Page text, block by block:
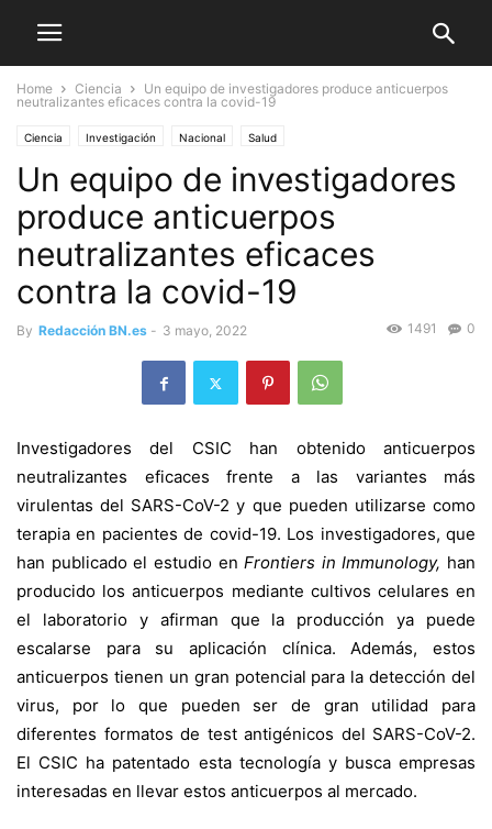
Home Ciencia
Un equipo de investigadores produce anticuerpos
neutralizantes eficaces contra la covid-19
Ciencia Investigación Nacional Salud
Un equipo de investigadores
produce anticuerpos
neutralizantes eficaces
contra la covid-19
By Redacción BN.es - 3 mayo, 2022 0
1491
Investigadores del CSIC han obtenido anticuerpos
neutralizantes eficaces frente a las variantes más
virulentas del SARS-CoV-2 y que pueden utilizarse como
terapia en pacientes de covid-19. Los investigadores, que
han publicado el estudio enFrontiers in Immunology, han
producido los anticuerpos mediante cultivos celulares en
el laboratorio y afirman que la producción ya puede
escalarse para su aplicación clínica. Además, estos
anticuerpos tienen un gran potencial para la detección del
virus, por lo que pueden ser de gran utilidad para
diferentes formatos de test antigénicos del SARS-CoV-2.
El CSIC ha patentado esta tecnología y busca empresas
interesadas en llevar estos anticuerpos al mercado.